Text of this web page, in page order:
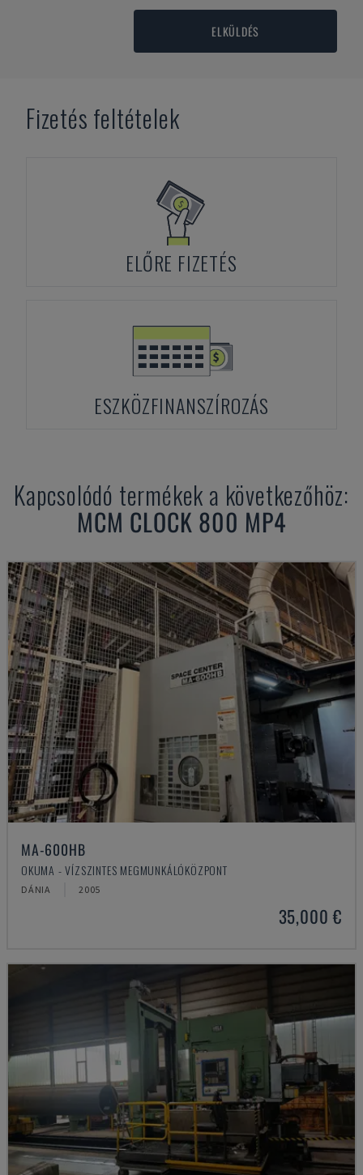
ELKÜLDÉS
Fizetés feltételek
ELŐRE FIZETÉS
ESZKÖZFINANSZÍROZÁS
Kapcsolódó termékek a következőhöz:
MCM CLOCK 800 MP4
MA-600HB
OKUMA - VÍZSZINTES MEGMUNKÁLÓKÖZPONT
DÁNIA 2005
35,000 €